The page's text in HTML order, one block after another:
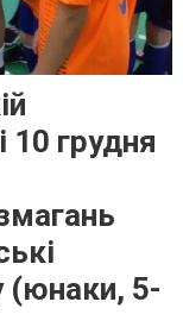
10 грудня
(юнаки, 5-